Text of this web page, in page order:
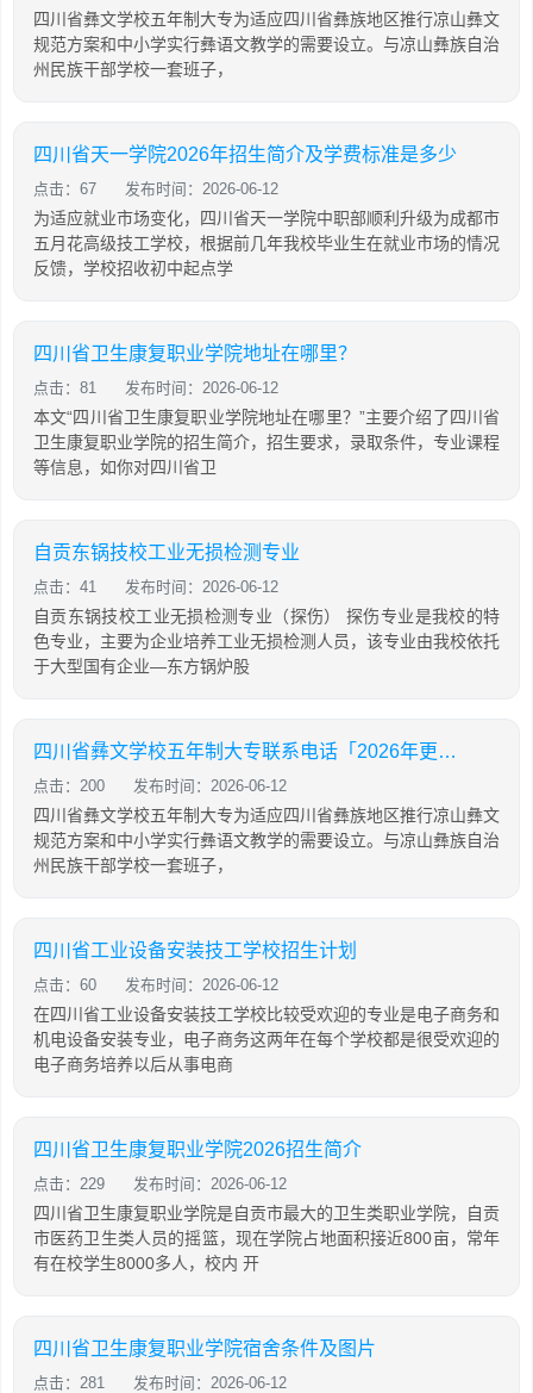
四川省彝文学校五年制大专为适应四川省彝族地区推行凉山彝文
规范方案和中小学实行彝语文教学的需要设立。与凉山彝族自治
州民族干部学校一套班子，
四川省天一学院2026年招生简介及学费标准是多少
点击：67 发布时间：2026-06-12
为适应就业市场变化，四川省天一学院中职部顺利升级为成都市
五月花高级技工学校，根据前几年我校毕业生在就业市场的情况
反馈，学校招收初中起点学
四川省卫生康复职业学院地址在哪里？
点击：81 发布时间：2026-06-12
本文“四川省卫生康复职业学院地址在哪里？”主要介绍了四川省
卫生康复职业学院的招生简介，招生要求，录取条件，专业课程
等信息，如你对四川省卫
自贡东锅技校工业无损检测专业
点击：41 发布时间：2026-06-12
自贡东锅技校工业无损检测专业（探伤） 探伤专业是我校的特
色专业，主要为企业培养工业无损检测人员，该专业由我校依托
于大型国有企业—东方锅炉股
四川省彝文学校五年制大专联系电话「2026年更新」
点击：200 发布时间：2026-06-12
四川省彝文学校五年制大专为适应四川省彝族地区推行凉山彝文
规范方案和中小学实行彝语文教学的需要设立。与凉山彝族自治
州民族干部学校一套班子，
四川省工业设备安装技工学校招生计划
点击：60 发布时间：2026-06-12
在四川省工业设备安装技工学校比较受欢迎的专业是电子商务和
机电设备安装专业，电子商务这两年在每个学校都是很受欢迎的
电子商务培养以后从事电商
四川省卫生康复职业学院2026招生简介
点击：229 发布时间：2026-06-12
四川省卫生康复职业学院是自贡市最大的卫生类职业学院，自贡
市医药卫生类人员的摇篮，现在学院占地面积接近800亩，常年
有在校学生8000多人，校内 开
四川省卫生康复职业学院宿舍条件及图片
点击：281 发布时间：2026-06-12